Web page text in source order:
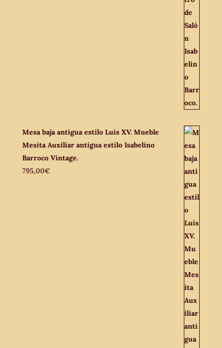
Mesa baja antigua estilo Luis XV. Mueble
Mesita Auxiliar antigua estilo Isabelino
Barroco Vintage.
795,00€